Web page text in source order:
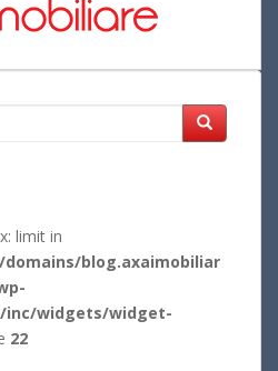
limit in
blog.axaimobiliar
widgets/widget-
22